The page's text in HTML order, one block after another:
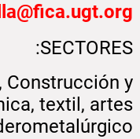
SECTORES:
Construcción y
textil, artes